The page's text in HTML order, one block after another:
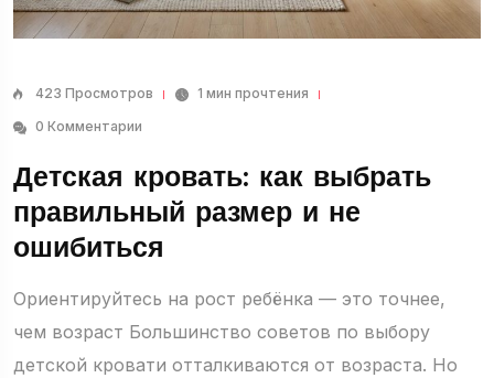
423 Просмотров
1 мин прочтения
0 Комментарии
Детская кровать: как выбрать
правильный размер и не
ошибиться
Ориентируйтесь на рост ребёнка — это точнее,
чем возраст Большинство советов по выбору
детской кровати отталкиваются от возраста. Но